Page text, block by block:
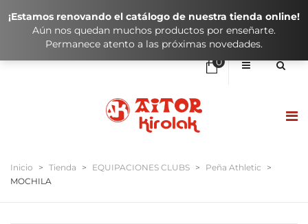
0
No hay elementos en el carrito
SUBTOTAL:
HASIERA / INICIO
Inicio > Tienda > EQUIPACIONES CLUBS > Peña Athletic
>
MOCHILA
¡Estamos renovando el catálogo de nuestra tienda online!
Aún nos quedan muchos productos por enseñarte.
Permanece atento a las próximas novedades.